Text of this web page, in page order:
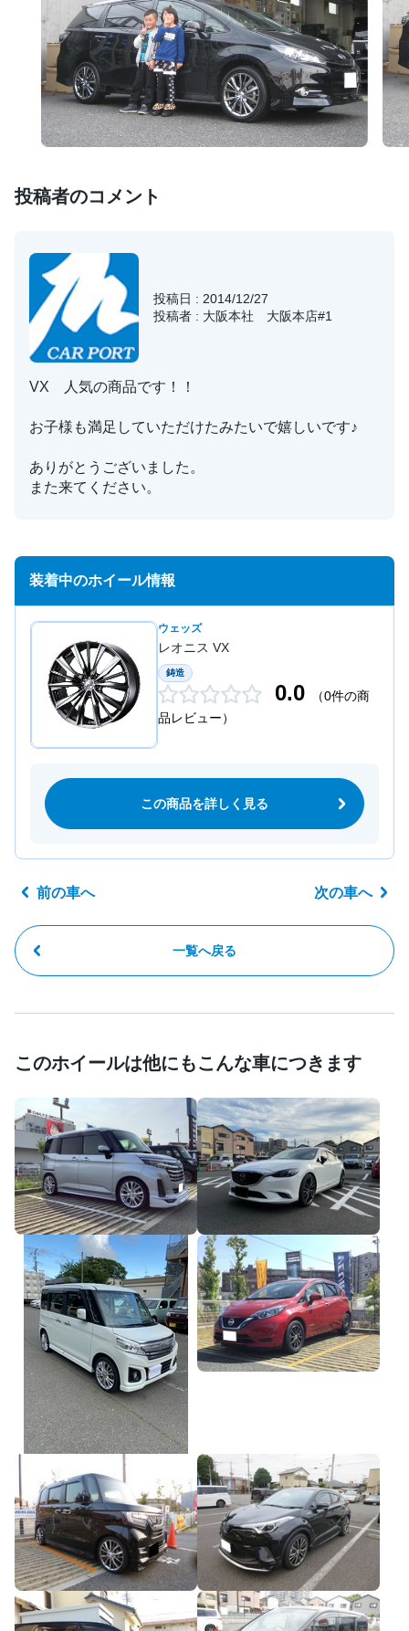
投稿者のコメント
投稿日 : 2014/12/27
投稿者 : 大阪本社 大阪本店#1
VX 人気の商品です！！
お子様も満足していただけたみたいで嬉しいです♪
ありがとうございました。
また来てください。
装着中のホイール情報
ウェッズ
レオニス VX
鋳造
0.0
（0件の商
品レビュー）
この商品を詳しく見る
前の車へ
一覧へ戻る
次の車へ
このホイールは他にもこんな車につきます